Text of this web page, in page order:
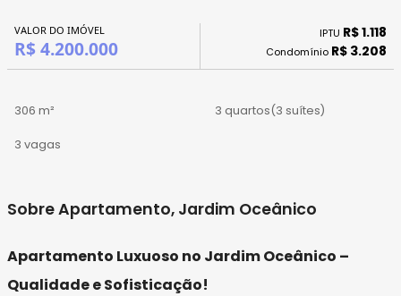
VALOR DO IMÓVEL
R$ 4.200.000
IPTU R$ 1.118
Condomínio R$ 3.208
306 m² 3 quartos(3 suítes)
3 vagas
Sobre Apartamento, Jardim Oceânico
Apartamento Luxuoso no Jardim Oceânico –
Qualidade e Sofisticação!